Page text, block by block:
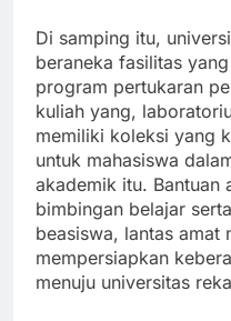
Di samping itu,
beraneka fasilitas
program pertukaran
kuliah yang,
memiliki koleksi yang
untuk mahasiswa
akademik itu. Bantuan
bimbingan belajar
beasiswa, lantas amat
mempersiapkan
menuju universitas